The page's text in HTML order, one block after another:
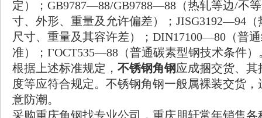
定）；GB9787—88/GB9788—88（热轧等边/不
寸、外形、重量及允许偏差）；JISG3192—94
尺寸、重量及其容许差）；DIN17100—80（普
准）；ГОСТ535—88（普通碳素型钢技术条件）
根据上述标准规定， 不锈钢角钢应成捆交货、
度等应符合规定。不锈钢角钢一般属裸装交货
意防潮。
采购重庆角钢找专业公司，重庆朋轩常年销售